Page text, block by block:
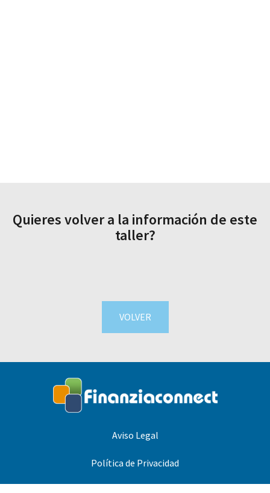
Quieres volver a la información de este
taller?
VOLVER
Aviso Legal
Política de Privacidad